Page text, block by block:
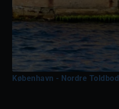
København - Nordre Toldbod